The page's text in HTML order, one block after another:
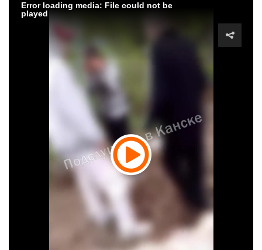
Error loading media: File could not be
played